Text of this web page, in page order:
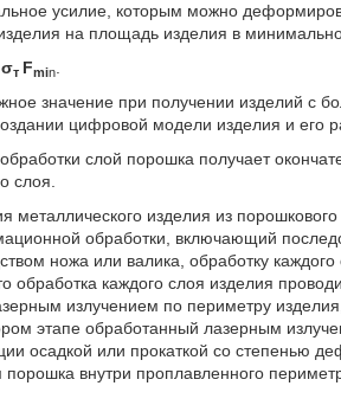
усилие, которым можно
на площадь изделия в
σт Fmin
значение при получении изделий с
цифровой модели изделия и его
слой порошка получает
слоя.
металлического изделия из
обработки, включающий
ножа или валика, обработку
обработка каждого слоя изделия
излучением по периметру
этапе обработанный лазерным
осадкой или прокаткой со степенью
внутри проплавленного